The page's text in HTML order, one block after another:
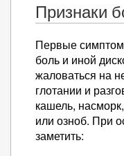
Признаки
Первые
боль и иной
жаловаться на
глотании и
кашель,
или озноб. При
заметить: